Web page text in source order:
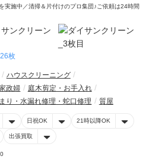
実施中／清掃＆片付けのプロ集団♪ご依頼は24時間
26枚
ハウスクリーニング
政婦
庭木剪定・お手入れ
り・水漏れ修理・蛇口修理 質屋
日祝OK 21時以降OK
出張買取